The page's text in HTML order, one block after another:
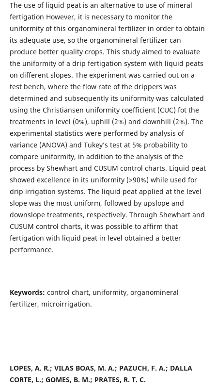
The use of liquid peat is an alternative to use of mineral
fertigation However, it is necessary to monitor the
uniformity of this organomineral fertilizer in order to obtain
its adequate use, so the organomineral fertilizer can
produce better quality crops. This study aimed to evaluate
the uniformity of a drip fertigation system with liquid peats
on different slopes. The experiment was carried out on a
test bench, where the flow rate of the drippers was
determined and subsequently its uniformity was calculated
using the Christiansen uniformity coefficient (CUC) fot the
treatments in level (0%), uphill (2%) and downhill (2%). The
experimental statistics were performed by analysis of
variance (ANOVA) and Tukey’s test at 5% probability to
compare uniformity, in addition to the analysis of the
process by Shewhart and CUSUM control charts. Liquid peat
showed excellence in its uniformity (>90%) while used for
drip irrigation systems. The liquid peat applied at the level
slope was the most uniform, followed by upslope and
downslope treatments, respectively. Through Shewhart and
CUSUM control charts, it was possible to affirm that
fertigation with liquid peat in level obtained a better
performance.
Keywords: control chart, uniformity, organomineral
fertilizer, microirrigation.
LOPES, A. R.; VILAS BOAS, M. A.; PAZUCH, F. A.; DALLA
CORTE, L.; GOMES, B. M.; PRATES, R. T. C.